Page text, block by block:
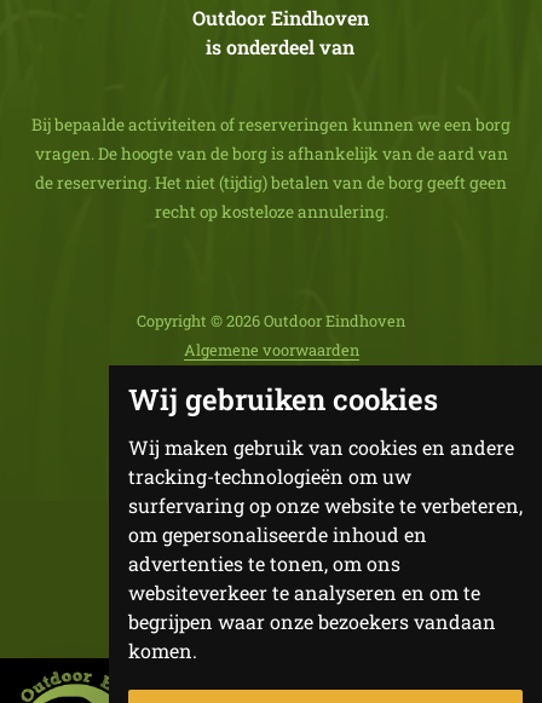
Wij gebruiken cookies
Wij maken gebruik van cookies en andere
tracking-technologieën om uw
surfervaring op onze website te verbeteren,
om gepersonaliseerde inhoud en
advertenties te tonen, om ons
websiteverkeer te analyseren en om te
begrijpen waar onze bezoekers vandaan
komen.
Outdoor Eindhoven
is onderdeel van
Bij bepaalde activiteiten of reserveringen kunnen we een borg
vragen. De hoogte van de borg is afhankelijk van de aard van
de reservering. Het niet (tijdig) betalen van de borg geeft geen
recht op kosteloze annulering.
Copyright © 2026 Outdoor Eindhoven
Algemene voorwaarden
Powered & WDS Core byWeb DevSpecialist